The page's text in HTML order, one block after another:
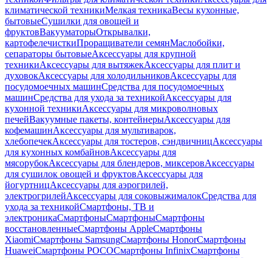
климатической техникиМелкая техникаВесы кухонные,
бытовыеСушилки для овощей и
фруктовВакууматорыОткрывалки,
картофелечисткиПроращиватели семянМаслобойки,
сепараторы бытовыеАксессуары для крупной
техникиАксессуары для вытяжекАксессуары для плит и
духовокАксессуары для холодильниковАксессуары для
посудомоечных машинСредства для посудомоечных
машинСредства для ухода за техникойАксессуары для
кухонной техникиАксессуары для микроволновых
печейВакуумные пакеты, контейнерыАксессуары для
кофемашинАксессуары для мультиварок,
хлебопечекАксессуары для тостеров, сэндвичницАксессуары
для кухонных комбайновАксессуары для
мясорубокАксессуары для блендеров, миксеровАксессуары
для сушилок овощей и фруктовАксессуары для
йогуртницАксессуары для аэрогрилей,
электрогрилейАксессуары для соковыжималокСредства для
ухода за техникойСмартфоны, ТВ и
электроникаСмартфоныСмартфоныСмартфоны
восстановленныеСмартфоны AppleСмартфоны
XiaomiСмартфоны SamsungСмартфоны HonorСмартфоны
HuaweiСмартфоны POCOСмартфоны InfinixСмартфоны